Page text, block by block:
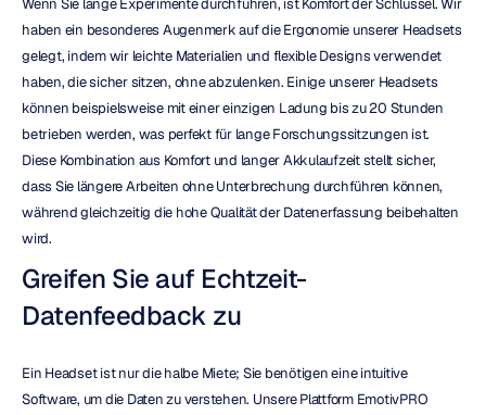
Wenn Sie lange Experimente durchführen, ist Komfort der Schlüssel. Wir
haben ein besonderes Augenmerk auf die Ergonomie unserer Headsets
gelegt, indem wir leichte Materialien und flexible Designs verwendet
haben, die sicher sitzen, ohne abzulenken. Einige unserer Headsets
können beispielsweise mit einer einzigen Ladung bis zu 20 Stunden
betrieben werden, was perfekt für lange Forschungssitzungen ist.
Diese Kombination aus Komfort und langer Akkulaufzeit stellt sicher,
dass Sie längere Arbeiten ohne Unterbrechung durchführen können,
während gleichzeitig die hohe Qualität der Datenerfassung beibehalten
wird.
Greifen Sie auf Echtzeit-
Datenfeedback zu
Ein Headset ist nur die halbe Miete; Sie benötigen eine intuitive
Software, um die Daten zu verstehen. Unsere Plattform EmotivPRO